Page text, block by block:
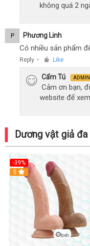
không quá 2
P Phương Linh
Có nhiều sản phẩm
Reply ● Like
Cẩm Tú ADMIN
Cảm ơn bạn,
website để
Dương vật giả đa
-39%
Hot
5